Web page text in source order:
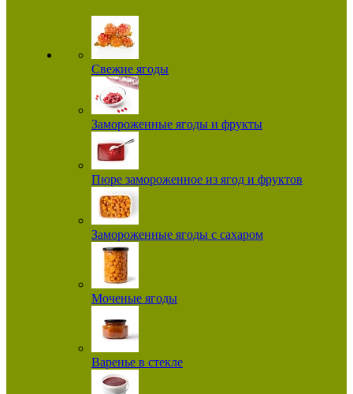
Свежие ягоды
Замороженные ягоды и фрукты
Пюре замороженное из ягод и фруктов
Замороженные ягоды с сахаром
Моченые ягоды
Варенье в стекле